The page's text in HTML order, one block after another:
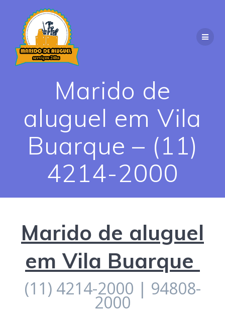
Marido de
aluguel em Vila
Buarque – (11)
4214-2000
Marido de aluguel
em Vila Buarque
(11) 4214-2000 | 94808-
2000